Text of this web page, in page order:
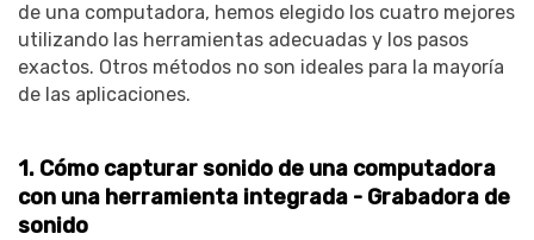
de una computadora, hemos elegido los cuatro mejores
utilizando las herramientas adecuadas y los pasos
exactos. Otros métodos no son ideales para la mayoría
de las aplicaciones.
1. Cómo capturar sonido de una computadora
con una herramienta integrada - Grabadora de
sonido